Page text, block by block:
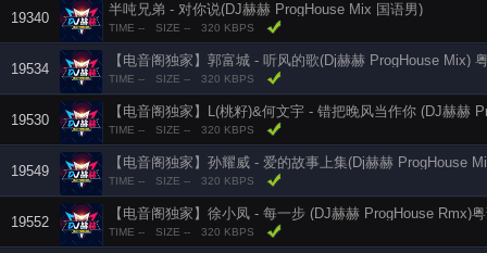
19340
半吨兄弟 - 对你说(DJ赫赫 ProgHouse Mix 国语男)
TIME -- SIZE -- 320 KBPS
19534
【电音阁独家】郭富城 - 听风的歌(Dj赫赫 ProgHouse Mix)
TIME -- SIZE -- 320 KBPS
19530
【电音阁独家】L(桃籽)&何文宇 - 错把晚风当作你 (DJ赫赫
TIME -- SIZE -- 320 KBPS
19549
【电音阁独家】孙耀威 - 爱的故事上集(Dj赫赫 ProgHouse
TIME -- SIZE -- 320 KBPS
19552
【电音阁独家】徐小凤 - 每一步 (DJ赫赫 ProgHouse Rmx)
TIME -- SIZE -- 320 KBPS